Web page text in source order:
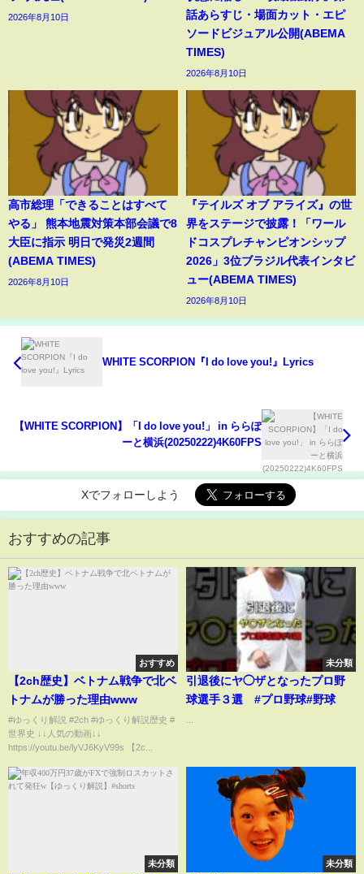
2026年8月10日
話あらすじ・場面カット・エピ
ソードビジュアル公開(ABEMA
TIMES)
2026年8月10日
高市総理「できることはすべて
やる」 熊本地震対策本部会議で8
大臣に指示 明日で発災2週間
(ABEMA TIMES)
2026年8月10日
『テイルズ オブ アライズ』の世
界をステージで披露！「ワール
ドコスプレチャンピオンシップ
2026」3位ブラジル代表インタビ
ュー(ABEMA TIMES)
2026年8月10日
WHITE SCORPION『I do love you!』Lyrics
【WHITE SCORPION】「I do love you!」 in ららぽ
ーと横浜(20250222)4K60FPS
Xでフォローしよう
おすすめの記事
おすすめ
【2ch歴史】ベトナム戦争で北ベ
トナムが勝った理由www
#ゆっくり解説 #2ch #ゆっくり解説歴史 #
世界史 ↓↓人気の動画↓↓
https://youtu.be/lyVJ6KyV99s 【2c...
未分類
引退後にヤ◯ザとなったプロ野
球選手３選 #プロ野球#野球
未分類 未分類